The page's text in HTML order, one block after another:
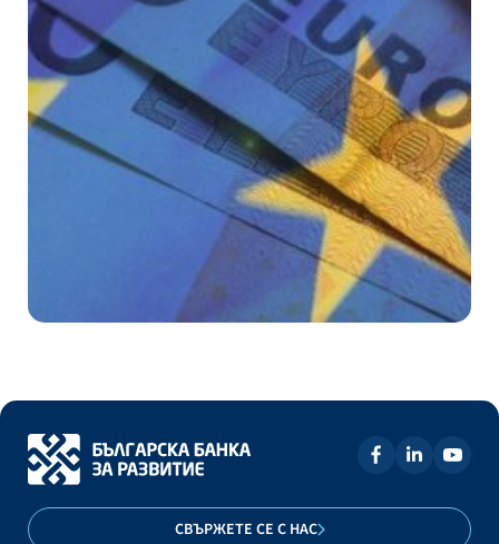
СВЪРЖЕТЕ СЕ С НАС